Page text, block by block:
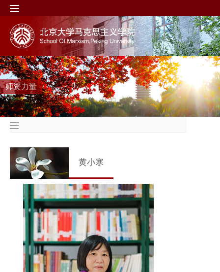
师资力量
黄小寒